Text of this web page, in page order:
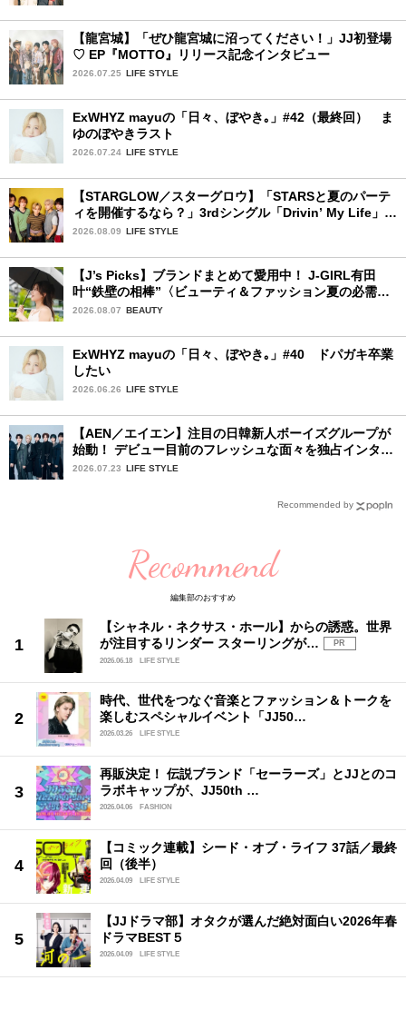
【龍宮城】「ぜひ龍宮城に沼ってください！」JJ初登場
♡ EP『MOTTO』リリース記念インタビュー
2026.07.25 LIFE STYLE
ExWHYZ mayuの「日々、ぼやき｡」#42（最終回） ま
ゆのぼやきラスト
2026.07.24 LIFE STYLE
【STARGLOW／スターグロウ】「STARSと夏のパーテ
ィを開催するなら？」3rdシングル「Drivin’ My Life」リ
リース記念インタビュー！
2026.08.09 LIFE STYLE
【J’s Picks】ブランドまとめて愛用中！ J-GIRL有田
叶“鉄壁の相棒”〈ビューティ＆ファッション夏の必需
品〉
2026.08.07 BEAUTY
ExWHYZ mayuの「日々、ぼやき｡」#40 ドパガキ卒業
したい
2026.06.26 LIFE STYLE
【AEN／エイエン】注目の日韓新人ボーイズグループが
始動！ デビュー目前のフレッシュな面々を独占インタビ
ュー。7人の魅力に迫ります♪
2026.07.23 LIFE STYLE
Recommended by
Recommend
編集部のおすすめ
【シャネル・ネクサス・ホール】からの誘惑。世界
が注目するリンダー スターリングが…
PR
2026.06.18
LIFE STYLE
時代、世代をつなぐ音楽とファッション＆トークを
楽しむスペシャルイベント「JJ50…
2026.03.26 LIFE STYLE
再販決定！ 伝説ブランド「セーラーズ」とJJとのコ
ラボキャップが、JJ50th …
2026.04.06 FASHION
【コミック連載】シード・オブ・ライフ 37話／最終
回（後半）
2026.04.09 LIFE STYLE
【JJドラマ部】オタクが選んだ絶対面白い2026年春
ドラマBEST５
2026.04.09 LIFE STYLE